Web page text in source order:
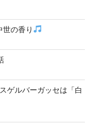
の香り
ゲルバーガッセは「白